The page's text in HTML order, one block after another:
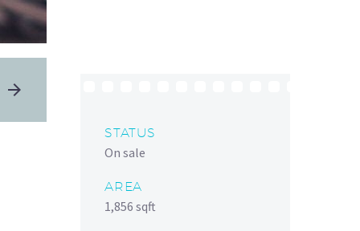
STATUS
On sale
AREA
1,856 sqft